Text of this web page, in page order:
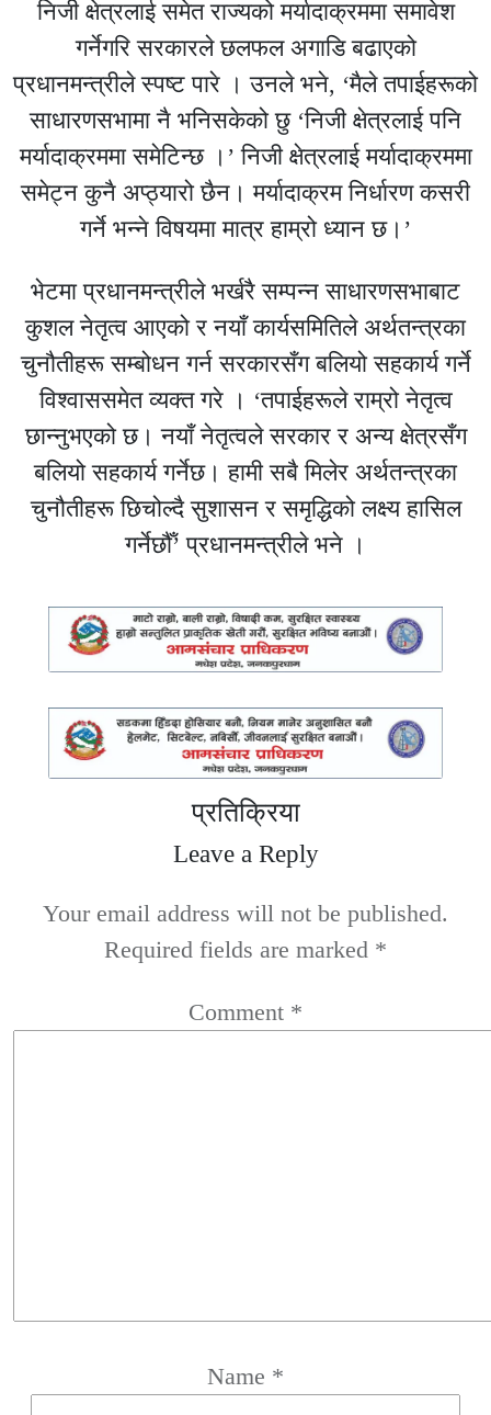
निजी क्षेत्रलाई समेत राज्यको मर्यादाक्रममा समावेश
गर्नेगरि सरकारले छलफल अगाडि बढाएको
प्रधानमन्त्रीले स्पष्ट पारे । उनले भने, ‘मैले तपाईहरूको
साधारणसभामा नै भनिसकेको छु ‘निजी क्षेत्रलाई पनि
मर्यादाक्रममा समेटिन्छ ।’ निजी क्षेत्रलाई मर्यादाक्रममा
समेट्न कुनै अप्ठ्यारो छैन। मर्यादाक्रम निर्धारण कसरी
गर्ने भन्ने विषयमा मात्र हाम्रो ध्यान छ।’
भेटमा प्रधानमन्त्रीले भर्खरै सम्पन्न साधारणसभाबाट
कुशल नेतृत्व आएको र नयाँ कार्यसमितिले अर्थतन्त्रका
चुनौतीहरू सम्बोधन गर्न सरकारसँग बलियो सहकार्य गर्ने
विश्वाससमेत व्यक्त गरे । ‘तपाईहरूले राम्रो नेतृत्व
छान्नुभएको छ। नयाँ नेतृत्वले सरकार र अन्य क्षेत्रसँग
बलियो सहकार्य गर्नेछ। हामी सबै मिलेर अर्थतन्त्रका
चुनौतीहरू छिचोल्दै सुशासन र समृद्धिको लक्ष्य हासिल
गर्नेछौँ’ प्रधानमन्त्रीले भने ।
प्रतिक्रिया
Leave a Reply
Your email address will not be published.
Required fields are marked *
Comment *
Name *